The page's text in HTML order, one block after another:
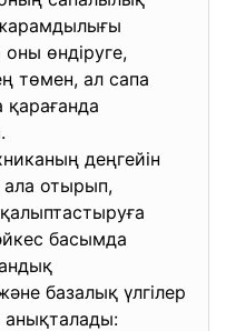
жарамдылығы
өндіруге,
төмен, ал сапа
қарағанда
деңгейін
ала отырып,
басымда
базалық үлгілер